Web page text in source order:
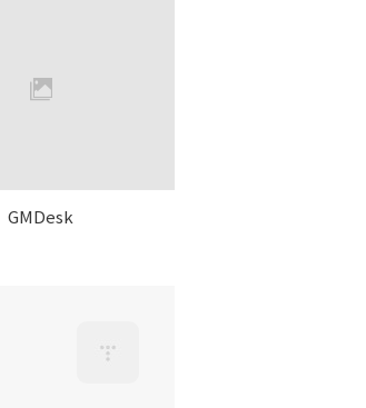
GMDesk